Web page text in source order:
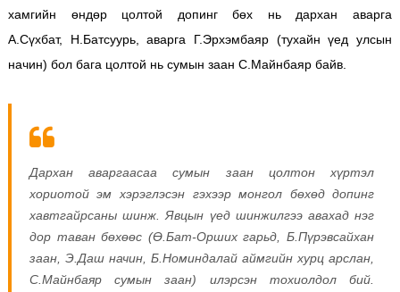
хамгийн өндөр цолтой допинг бөх нь дархан аварга
А.Сүхбат, Н.Батсуурь, аварга Г.Эрхэмбаяр (тухайн үед улсын
начин) бол бага цолтой нь сумын заан С.Майнбаяр байв.
Дархан аваргаасаа сумын заан цолтон хүртэл
хориотой эм хэрэглэсэн гэхээр монгол бөхөд допинг
хавтгайрсаны шинж. Явцын үед шинжилгээ авахад нэг
дор таван бөхөөс (Ө.Бат-Орших гарьд, Б.Пүрэвсайхан
заан, Э.Даш начин, Б.Номиндалай аймгийн хурц арслан,
С.Майнбаяр сумын заан) илэрсэн тохиолдол бий.